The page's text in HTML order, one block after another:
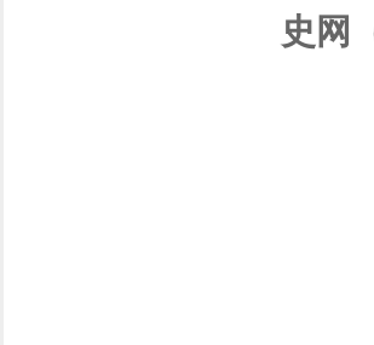
史网